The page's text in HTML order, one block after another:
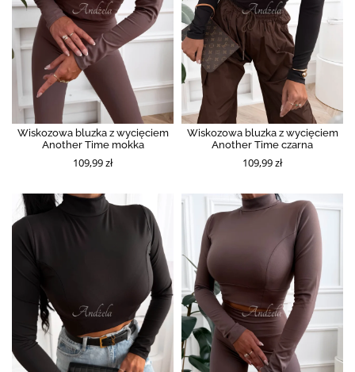
Wiskozowa bluzka z wycięciem
Another Time mokka
109,99 zł
Wiskozowa bluzka z wycięciem
Another Time czarna
109,99 zł